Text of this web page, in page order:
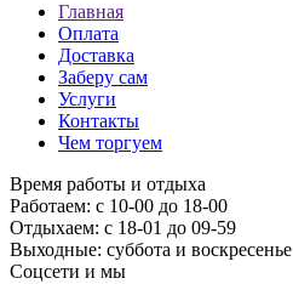
Главная
Оплата
Доставка
Заберу сам
Услуги
Контакты
Чем торгуем
Время работы и отдыха
Работаем: с 10-00 до 18-00
Отдыхаем: с 18-01 до 09-59
Выходные: суббота и воскресенье
Соцсети и мы